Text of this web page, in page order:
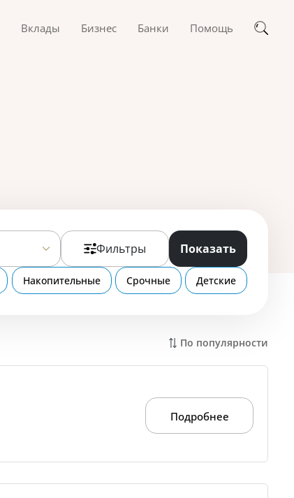
Вклады Бизнес Банки Помощь
Фильтры Показать
Накопительные Срочные Детские
По популярности
Подробнее